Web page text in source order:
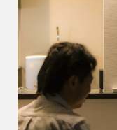
川越市
入間
飯能市